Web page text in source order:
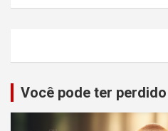
Você pode ter perdido